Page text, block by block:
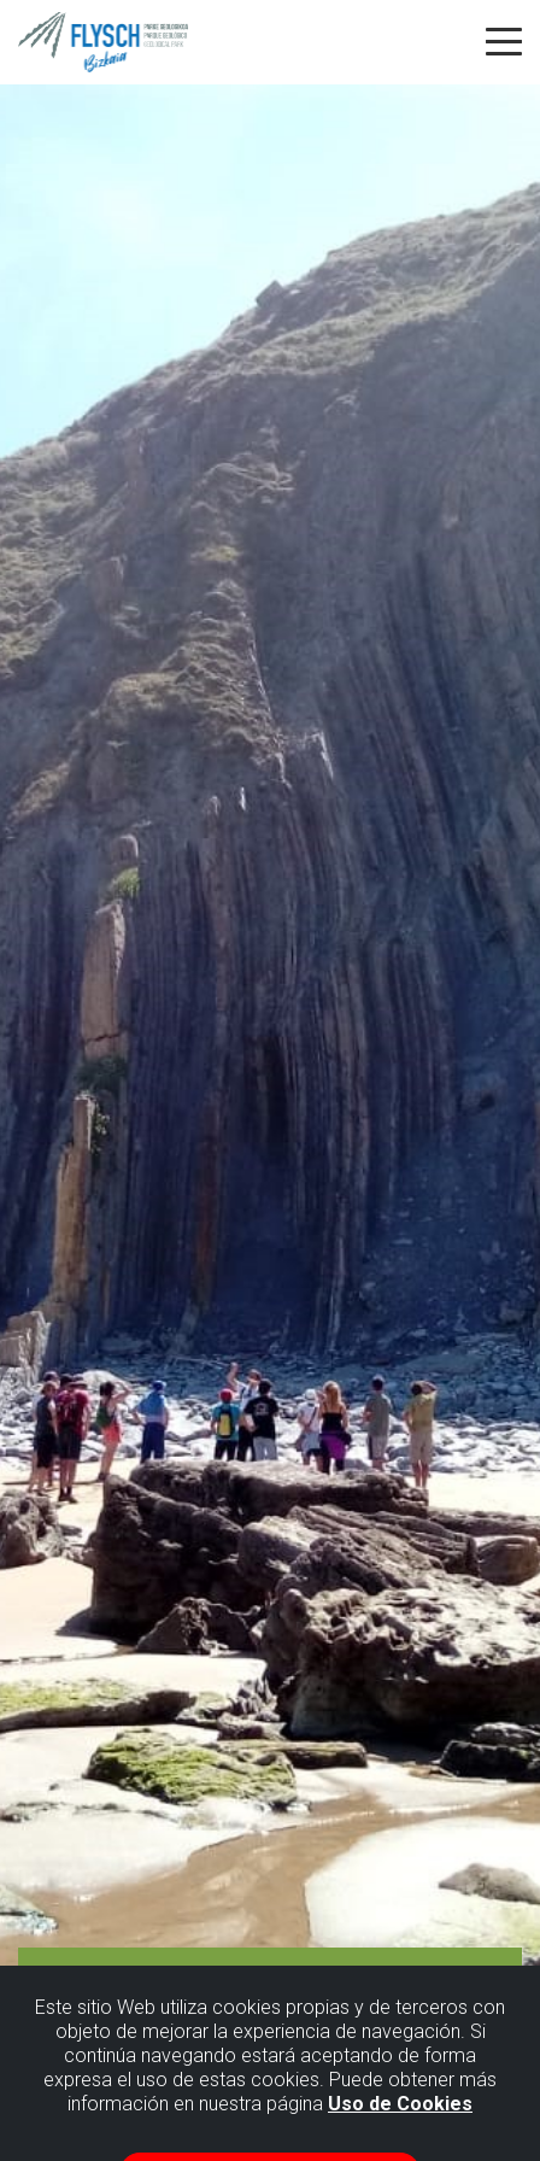
Este sitio Web utiliza cookies propias y de terceros con
objeto de mejorar la experiencia de navegación. Si
continúa navegando estará aceptando de forma
expresa el uso de estas cookies. Puede obtener más
información en nuestra página Uso de Cookies